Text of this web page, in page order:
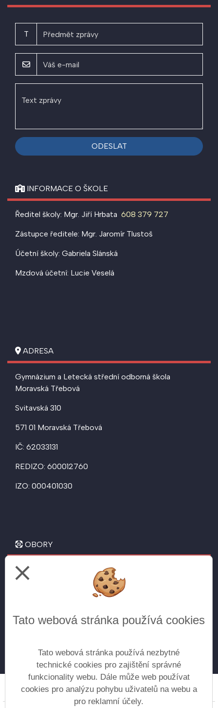
T
ODESLAT
INFORMACE O ŠKOLE
Ředitel školy: Mgr. Jiří Hrbata 608 379 727
Zástupce ředitele: Mgr. Jaromír Tlustoš
Účetní školy: Gabriela Slánská
Mzdová účetní: Lucie Veselá
ADRESA
Gymnázium a Letecká střední odborná škola
Moravská Třebová
Svitavská 310
571 01 Moravská Třebová
IČ: 62033131
REDIZO: 600012760
IZO: 000401030
OBORY
Letecké technické lyceum
do vyššího ročníku na základě vyhlášenýh kritérií
Prohlášení o přístupnosti Mapa webu Cookies
close
Tato webová stránka používá cookies
Tato webová stránka používá nezbytné
technické cookies pro zajištění správné
funkcionality webu. Dále může web používat
cookies pro analýzu pohybu uživatelů na webu a
pro reklamní účely.